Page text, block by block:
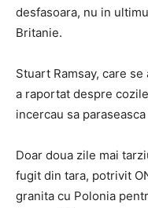
desfasoara, nu in
Britanie.
Stuart Ramsay, care
a raportat despre
incercau sa
Doar doua zile mai
fugit din tara, potrivit
granita cu Polonia